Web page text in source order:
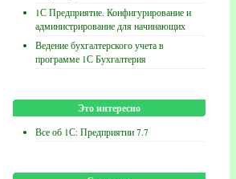
1С Предприятие. Конфигурирование и
администрирование для начинающих
Ведение бухгалтерского учета в
программе 1С Бухгалтерия
Это интересно
Все об 1С: Предприятии 7.7